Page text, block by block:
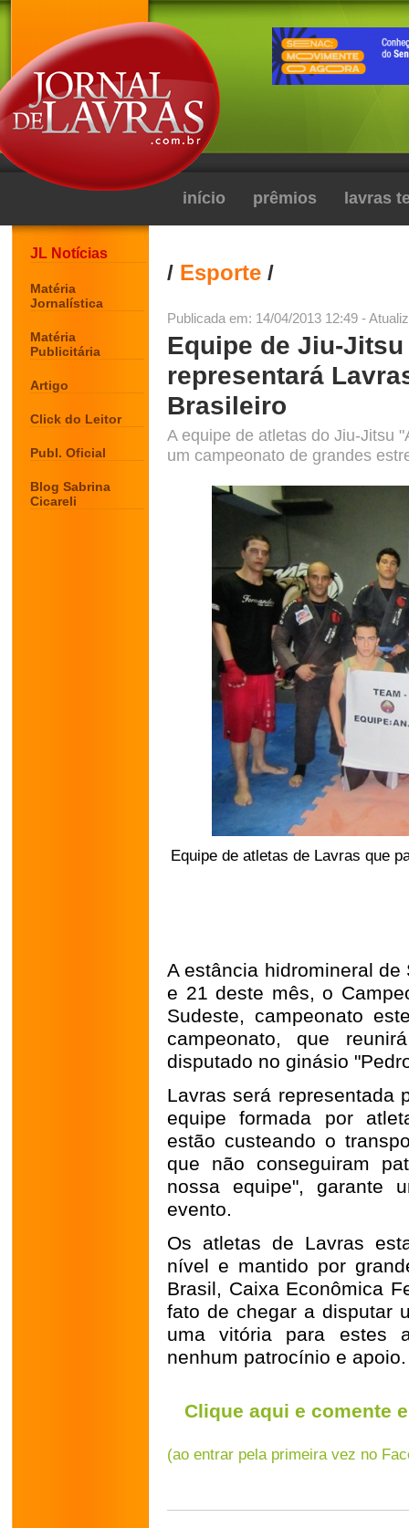
início prêmios lavras
JL Notícias
Matéria
Jornalística
Matéria
Publicitária
Artigo
Click do Leitor
Publ. Oficial
Blog Sabrina
Cicareli
/ Esporte /
Publicada em: 14/04/2013 12:49 -
Equipe de Jiu-
representará
Brasileiro
A equipe de atletas do Jiu-Jitsu
um campeonato de grandes
Equipe de atletas de Lavras que
A estância hidromineral
e 21 deste mês, o
Sudeste, campeonato
campeonato, que
disputado no ginásio
Lavras será representada
equipe formada por
estão custeando o
que não conseguiram
nossa equipe", garante
evento.
Os atletas de Lavras
nível e mantido por
Brasil, Caixa Econômica
fato de chegar a disputar
uma vitória para estes
nenhum patrocínio e apoio.
Clique aqui e comente
(ao entrar pela primeira vez no